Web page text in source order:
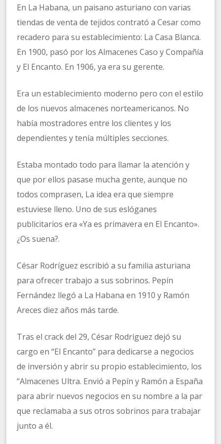
En La Habana, un paisano asturiano con varias
tiendas de venta de tejidos contrató a Cesar como
recadero para su establecimiento: La Casa Blanca.
En 1900, pasó por los Almacenes Caso y Compañía
y El Encanto. En 1906, ya era su gerente.
Era un establecimiento moderno pero con el estilo
de los nuevos almacenes norteamericanos. No
había mostradores entre los clientes y los
dependientes y tenía múltiples secciones.
Estaba montado todo para llamar la atención y
que por ellos pasase mucha gente, aunque no
todos comprasen, La idea era que siempre
estuviese lleno. Uno de sus eslóganes
publicitarios era «Ya es primavera en El Encanto».
¿Os suena?.
César Rodríguez escribió a su familia asturiana
para ofrecer trabajo a sus sobrinos. Pepín
Fernández llegó a La Habana en 1910 y Ramón
Areces diez años más tarde.
Tras el crack del 29, César Rodríguez dejó su
cargo en “El Encanto” para dedicarse a negocios
de inversión y abrir su propio establecimiento, los
“Almacenes Ultra. Envió a Pepín y Ramón a España
para abrir nuevos negocios en su nombre a la par
que reclamaba a sus otros sobrinos para trabajar
junto a él.